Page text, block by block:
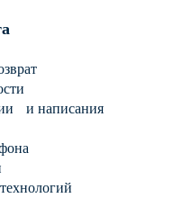
и написания